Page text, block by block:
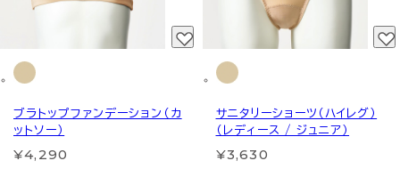
ブラトップファンデーション（カ
ットソー）
¥4,290
サニタリーショーツ（ハイレグ）
（レディース / ジュニア）
¥3,630